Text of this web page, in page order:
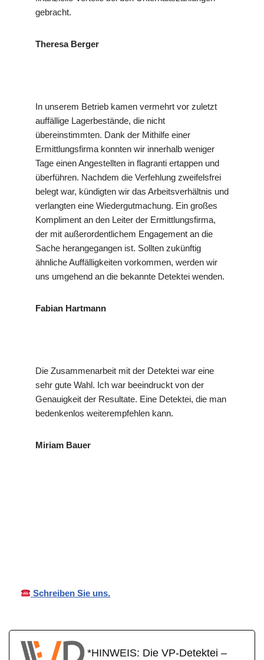
gebracht.
Theresa Berger
In unserem Betrieb kamen vermehrt vor zuletzt
auffällige Lagerbestände, die nicht
übereinstimmten. Dank der Mithilfe einer
Ermittlungsfirma konnten wir innerhalb weniger
Tage einen Angestellten in flagranti ertappen und
überführen. Nachdem die Verfehlung zweifelsfrei
belegt war, kündigten wir das Arbeitsverhältnis und
verlangten eine Wiedergutmachung. Ein großes
Kompliment an den Leiter der Ermittlungsfirma,
der mit außerordentlichem Engagement an die
Sache herangegangen ist. Sollten zukünftig
ähnliche Auffälligkeiten vorkommen, werden wir
uns umgehend an die bekannte Detektei wenden.
Fabian Hartmann
Die Zusammenarbeit mit der Detektei war eine
sehr gute Wahl. Ich war beeindruckt von der
Genauigkeit der Resultate. Eine Detektei, die man
bedenkenlos weiterempfehlen kann.
Miriam Bauer
Schreiben Sie uns.
*HINWEIS: Die VP-Detektei –